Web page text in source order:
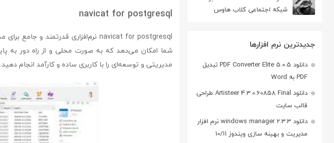
شبکه اجتماعی کلاب هاوس
جدیدترین نرم افزارها
دانلود PDF Converter Elite 5.0.5 تبدیل
PDF به Word
دانلود Artisteer 4.3.0.60858 Final طراحی
قالب سایت
دانلود windows manager 2.3.3 نرم افزار
مدیریت و بهینه سازی ویندوز 10/11
navicat for postgresql
مدیریتی و توسعه‌ای را با کاربری ساده و کارآمد انجام دهید.